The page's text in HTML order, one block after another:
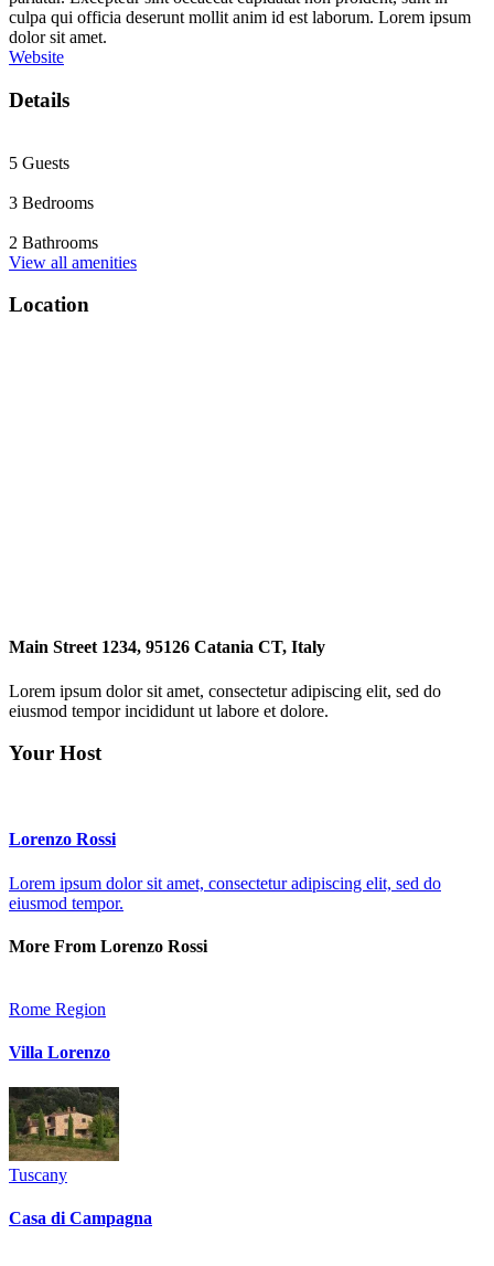
culpa qui officia deserunt mollit anim id est laborum. Lorem ipsum
dolor sit amet.
Website
Details
5 Guests
3 Bedrooms
2 Bathrooms
View all amenities
Location
Main Street 1234, 95126 Catania CT, Italy
Lorem ipsum dolor sit amet, consectetur adipiscing elit, sed do
eiusmod tempor incididunt ut labore et dolore.
Your Host
Lorenzo Rossi
Lorem ipsum dolor sit amet, consectetur adipiscing elit, sed do
eiusmod tempor.
More From Lorenzo Rossi
Rome Region
Villa Lorenzo
Tuscany
Casa di Campagna